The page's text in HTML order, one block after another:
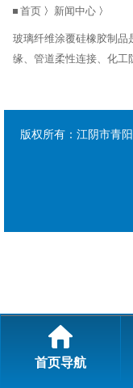
首页 〉 新闻中心〉
玻璃纤维涂覆硅橡胶制品
缘、管道柔性连接、化工
版权所有：江阴市青
首页导航